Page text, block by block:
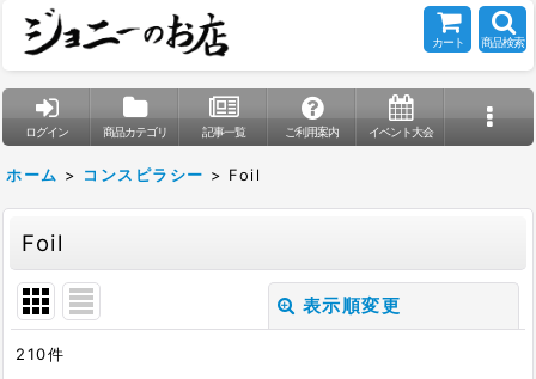
カート 商品検索
ログイン 商品カテゴリ 記事一覧 ご利用案内 イベント大会
ホーム > コンスピラシー > Foil
Foil
表示順変更
210件